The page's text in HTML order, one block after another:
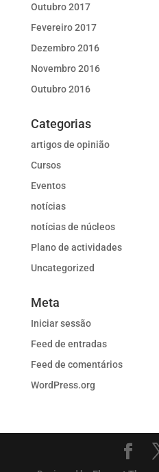
Outubro 2017
Fevereiro 2017
Dezembro 2016
Novembro 2016
Outubro 2016
Categorias
artigos de opinião
Cursos
Eventos
notícias
notícias de núcleos
Plano de actividades
Uncategorized
Meta
Iniciar sessão
Feed de entradas
Feed de comentários
WordPress.org